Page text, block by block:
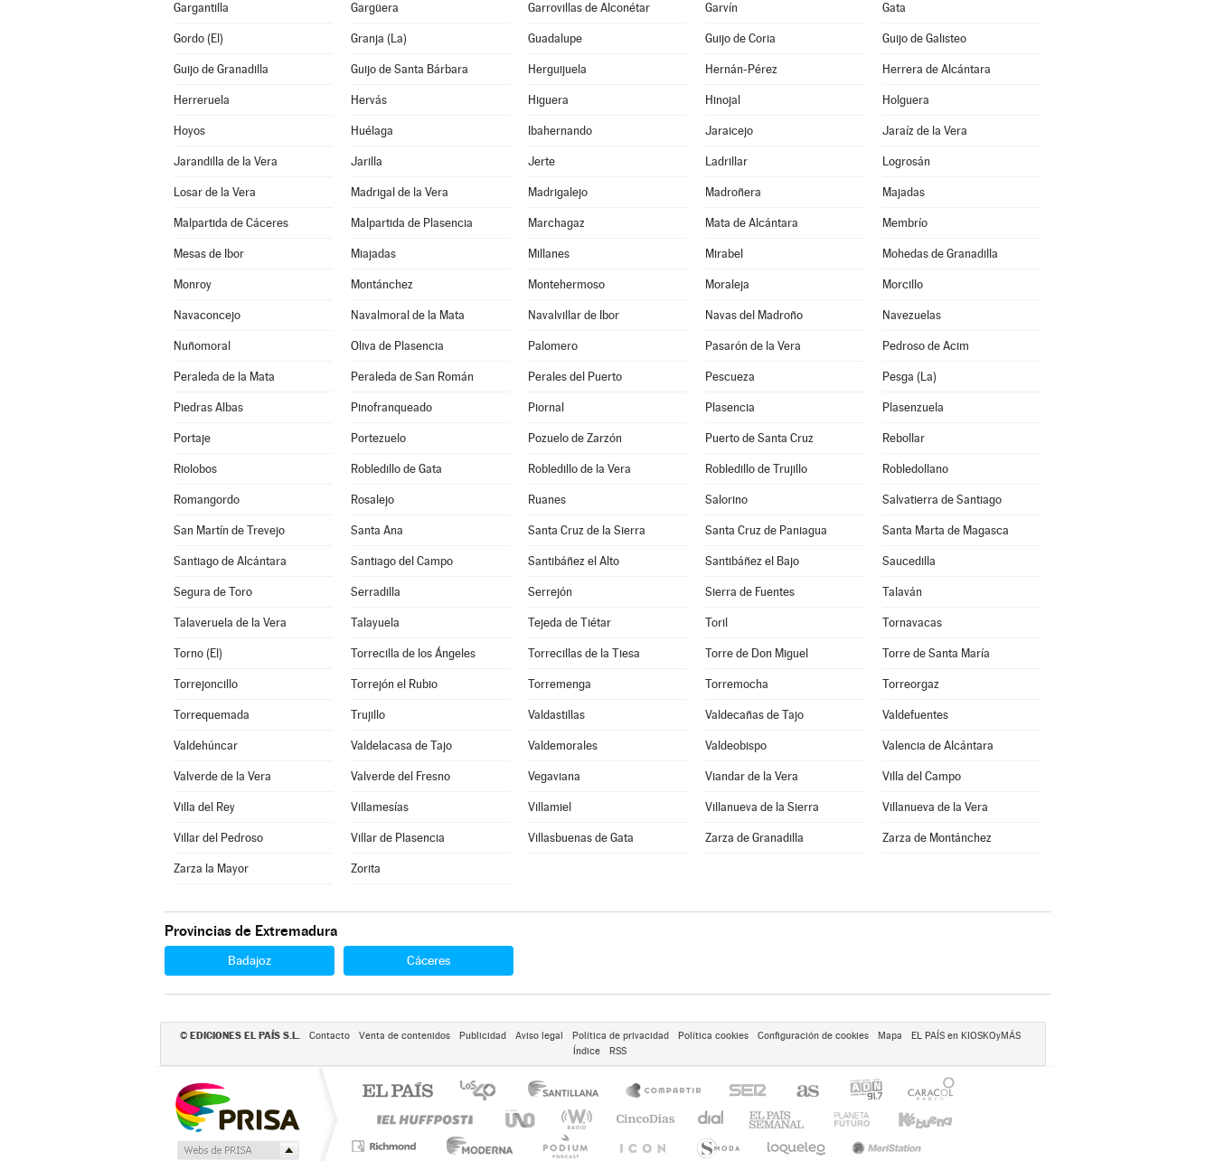
Gargantilla Gargüera Garrovillas de Alconétar Garvín Gata
Gordo (El) Granja (La) Guadalupe Guijo de Coria Guijo de Galisteo
Guijo de Granadilla Guijo de Santa Bárbara Herguijuela Hernán-Pérez Herrera de Alcántara
Herreruela Hervás Higuera Hinojal Holguera
Hoyos Huélaga Ibahernando Jaraicejo Jaraíz de la Vera
Jarandilla de la Vera Jarilla Jerte Ladrillar Logrosán
Losar de la Vera Madrigal de la Vera Madrigalejo Madroñera Majadas
Malpartida de Cáceres Malpartida de Plasencia Marchagaz Mata de Alcántara Membrío
Mesas de Ibor Miajadas Millanes Mirabel Mohedas de Granadilla
Monroy Montánchez Montehermoso Moraleja Morcillo
Navaconcejo Navalmoral de la Mata Navalvillar de Ibor Navas del Madroño Navezuelas
Nuñomoral Oliva de Plasencia Palomero Pasarón de la Vera Pedroso de Acim
Peraleda de la Mata Peraleda de San Román Perales del Puerto Pescueza Pesga (La)
Piedras Albas Pinofranqueado Piornal Plasencia Plasenzuela
Portaje Portezuelo Pozuelo de Zarzón Puerto de Santa Cruz Rebollar
Riolobos Robledillo de Gata Robledillo de la Vera Robledillo de Trujillo Robledollano
Romangordo Rosalejo Ruanes Salorino Salvatierra de Santiago
San Martín de Trevejo Santa Ana Santa Cruz de la Sierra Santa Cruz de Paniagua Santa Marta de Magasca
Santiago de Alcántara Santiago del Campo Santibáñez el Alto Santibáñez el Bajo Saucedilla
Segura de Toro Serradilla Serrejón Sierra de Fuentes Talaván
Talaveruela de la Vera Talayuela Tejeda de Tiétar Toril Tornavacas
Torno (El) Torrecilla de los Ángeles Torrecillas de la Tiesa Torre de Don Miguel Torre de Santa María
Torrejoncillo Torrejón el Rubio Torremenga Torremocha Torreorgaz
Torrequemada Trujillo Valdastillas Valdecañas de Tajo Valdefuentes
Valdehúncar Valdelacasa de Tajo Valdemorales Valdeobispo Valencia de Alcántara
Valverde de la Vera Valverde del Fresno Vegaviana Viandar de la Vera Villa del Campo
Villa del Rey Villamesías Villamiel Villanueva de la Sierra Villanueva de la Vera
Villar del Pedroso Villar de Plasencia Villasbuenas de Gata Zarza de Granadilla Zarza de Montánchez
Zarza la Mayor Zorita
Provincias de Extremadura
Badajoz Cáceres
© EDICIONES EL PAÍS S.L. Contacto Venta de contenidos Publicidad Aviso legal Política de privacidad Política cookies Configuración de cookies Mapa
EL PAÍS en KIOSKOyMÁS
Índice
RSS